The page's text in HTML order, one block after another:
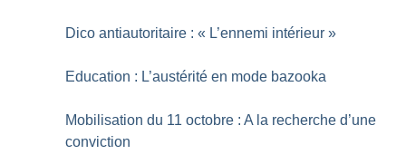
Dico antiautoritaire : « L’ennemi intérieur »
Education : L’austérité en mode bazooka
Mobilisation du 11 octobre : A la recherche d’une
conviction